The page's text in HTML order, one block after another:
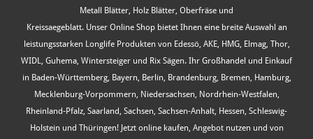
Metall Blätter, Holz Blätter, Oberfräse und
Kreissaegeblatt. Unser Online Shop bietet Ihnen eine breite Auswahl an
leistungsstarken Longlife Produkten von Edessö, AKE, HMG, Elmag, Thor,
WIDL, Guhema, Wintersteiger und Rix Sägen. Ihr Großhandel und Einkauf
in Baden-Württemberg, Bayern, Berlin, Brandenburg, Bremen, Hamburg,
Mecklenburg-Vorpommern, Niedersachsen, Nordrhein-Westfalen,
Rheinland-Pfalz, Saarland, Sachsen, Sachsen-Anhalt, Hessen, Schleswig-
Holstein und Thüringen! Jetzt online kaufen, Angebot nutzen und von